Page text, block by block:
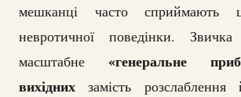
мешканці часто
невротичної поведінки. Звичка
масштабне «генеральне
вихідних замість розслаблення